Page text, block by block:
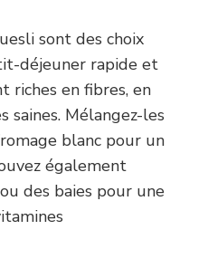
sont des choix
déjeuner rapide et
riches en fibres, en
saines. Mélangez-les
blanc pour un
également
des baies pour une